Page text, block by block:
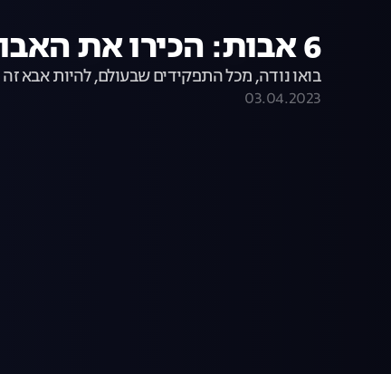
6 אבות: הכירו את האבות
בואו נודה, מכל התפקידים שבעולם, להיות אבא זה התפקיד הכי
03.04.2023